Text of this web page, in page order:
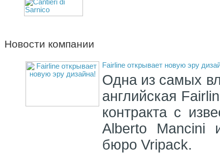
Новости компании
Fairline открывает новую эру
Одна из самых
английская
контракта с
Alberto Mancini
бюро Vripack.